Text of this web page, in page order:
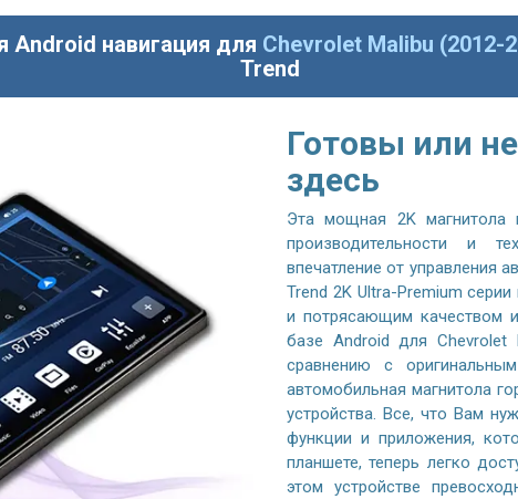
Android навигация для Chevrolet Malibu (2012-
Trend
Готовы или
здесь
Эта мощная 2K
производительности и
впечатление от управления
Trend 2K Ultra-Premium
и потрясающим качеством
базе Android для Chevrolet
сравнению с
автомобильная магнитола
устройства. Все, что Вам
функции и приложения,
планшете, теперь легко
этом устройстве